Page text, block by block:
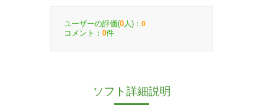
ユーザーの評価(0 人)： 0
コメント： 0件
ソフト詳細説明